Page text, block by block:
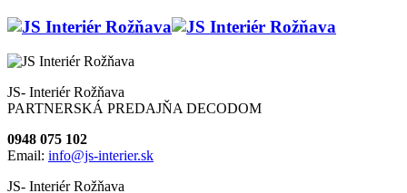
JS- Interiér Rožňava
PARTNERSKÁ PREDAJŇA DECODOM
0948 075 102
Email: info@js-interier.sk
JS- Interiér Rožňava